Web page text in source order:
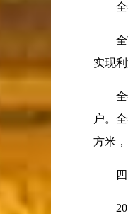
全年
全市
实现
全年
户。
方米
四